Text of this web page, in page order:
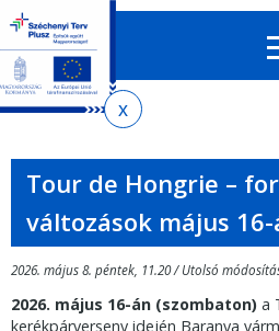
menetrendkeresőhöz
almenühöz
tartalomra
oldaltérképre
Tour de Hongrie –
változások május 16-
2026. május 8. péntek, 11.20 / Utolsó
2026. május 16-án (szombaton) a
kerékpárverseny idején Baranya